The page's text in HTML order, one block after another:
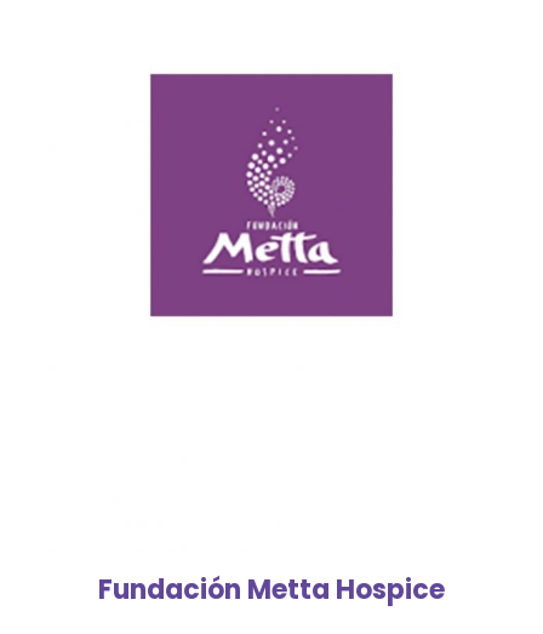
Fundación Metta Hospice